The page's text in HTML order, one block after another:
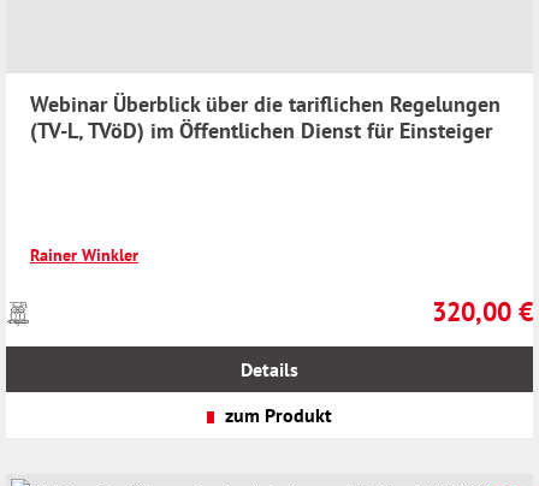
Webinar Überblick über die tariflichen Regelungen
(TV-L, TVöD) im Öffentlichen Dienst für Einsteiger
Rainer Winkler
Regulärer
320,00 €
Preise
inkl.
Details
zum Produkt